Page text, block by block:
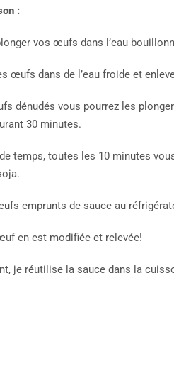
:
vos œufs dans l’eau
œufs dans de l’eau froide et
dénudés vous pourrez les
30 minutes.
temps, toutes les 10 minutes
emprunts de sauce au
en est modifiée et relevée!
je réutilise la sauce dans la